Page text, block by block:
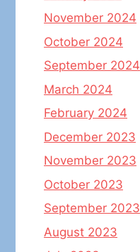
November 2024
October 2024
September 2024
March 2024
February 2024
December 2023
November 2023
October 2023
September 2023
August 2023